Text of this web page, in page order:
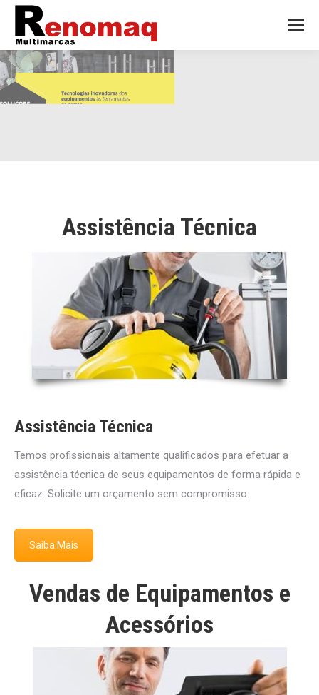
Assistência Técnica
Assistência Técnica
Temos profissionais altamente qualificados para efetuar a
assistência técnica de seus equipamentos de forma rápida e
eficaz. Solicite um orçamento sem compromisso.
Saiba Mais
Vendas de Equipamentos e
Acessórios